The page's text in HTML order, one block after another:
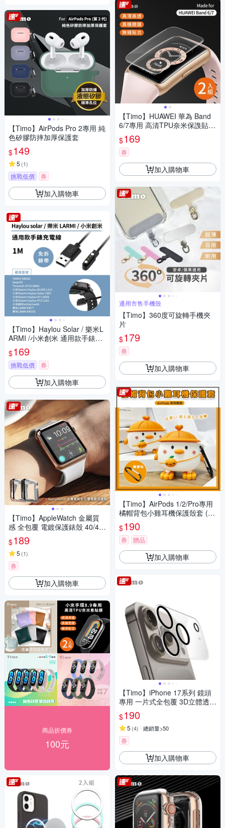
【Timo】AirPods Pro 2專用 純
色矽膠防摔加厚保護套
$149
5 (1)
挑戰低價 券
加入購物車
【Timo】Haylou Solar / 樂米L
ARMI /小米創米 通用款手錶充
電線1M (免拆錶帶)
$169
挑戰低價 券
加入購物車
【Timo】AppleWatch 金屬質
感 全包覆 電鍍保護錶殼 40/41/
44/45mm
$189
5 (1)
券
加入購物車
商品折價券
100元
【Timo】HUAWEI 華為 Band
6/7專用 高清TPU奈米保謢貼膜
(軟膜) 2入組
$169
券
加入購物車
通用市售手機殼
【Timo】360度可旋轉手機夾
片
$179
券
加入購物車
【Timo】AirPods 1/2/Pro專用
橘帽背包小雞耳機保護殼套 (附
掛勾)
$190
券 贈品
加入購物車
【Timo】iPhone 17系列 鏡頭
專用 一片式全包覆 3D立體透明
高硬度抗刮保護貼
$190
5 (4) 總銷量>50
券
加入購物車